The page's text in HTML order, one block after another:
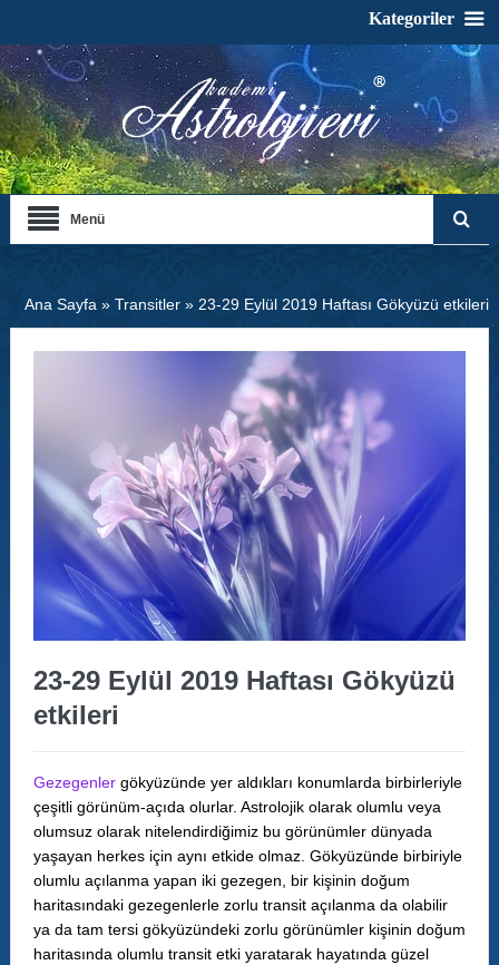
Menü
Ana Sayfa »Transitler » 23-29 Eylül 2019 Haftası Gökyüzü etkileri
23-29 Eylül 2019 Haftası Gökyüzü
etkileri
Gezegenlergökyüzünde yer aldıkları konumlarda birbirleriyle
çeşitli görünüm-açıda olurlar. Astrolojik olarak olumlu veya
olumsuz olarak nitelendirdiğimiz bu görünümler dünyada
yaşayan herkes için aynı etkide olmaz. Gökyüzünde birbiriyle
olumlu açılanma yapan iki gezegen, bir kişinin doğum
haritasındaki gezegenlerle zorlu transit açılanma da olabilir
ya da tam tersi gökyüzündeki zorlu görünümler kişinin doğum
haritasında olumlu transit etki yaratarak hayatında güzel
Kategoriler